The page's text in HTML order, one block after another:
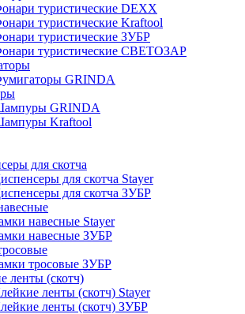
туристические DEXX
туристические Kraftool
туристические ЗУБР
туристические СВЕТОЗАР
GRINDA
GRINDA
Kraftool
для скотча
для скотча Stayer
для скотча ЗУБР
навесные Stayer
навесные ЗУБР
тросовые ЗУБР
ленты (скотч)
ленты (скотч) Stayer
ленты (скотч) ЗУБР